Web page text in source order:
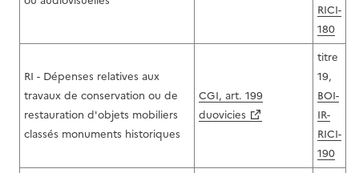
RICI-
180
RI - Dépenses relatives aux
travaux de conservation ou de
restauration d'objets mobiliers
classés monuments historiques
CGI, art. 199
duovicies
titre
19,
BOI-
IR-
RICI-
190